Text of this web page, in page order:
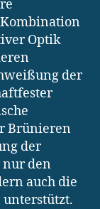
Optik
der
Brünieren
der
nur den
auch die